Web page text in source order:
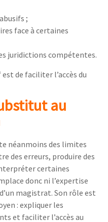
;
face à certaines
juridictions compétentes.
est de faciliter l’accès du
au
néanmoins des limites
des erreurs, produire des
certaines
donc ni l’expertise
magistrat. Son rôle est
: expliquer les
et faciliter l’accès au